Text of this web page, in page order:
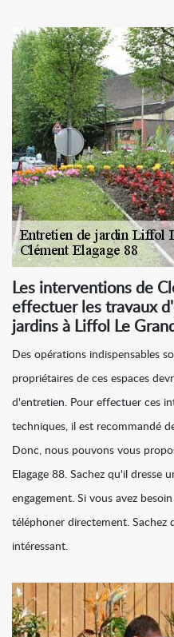
Les interventions de
effectuer les travaux
jardins à Liffol Le
Des opérations indispensables
propriétaires de ces espaces
d'entretien. Pour effectuer ces
techniques, il est recommandé
Donc, nous pouvons vous
Elagage 88. Sachez qu'il dresse
engagement. Si vous avez
téléphoner directement. Sachez
intéressant.